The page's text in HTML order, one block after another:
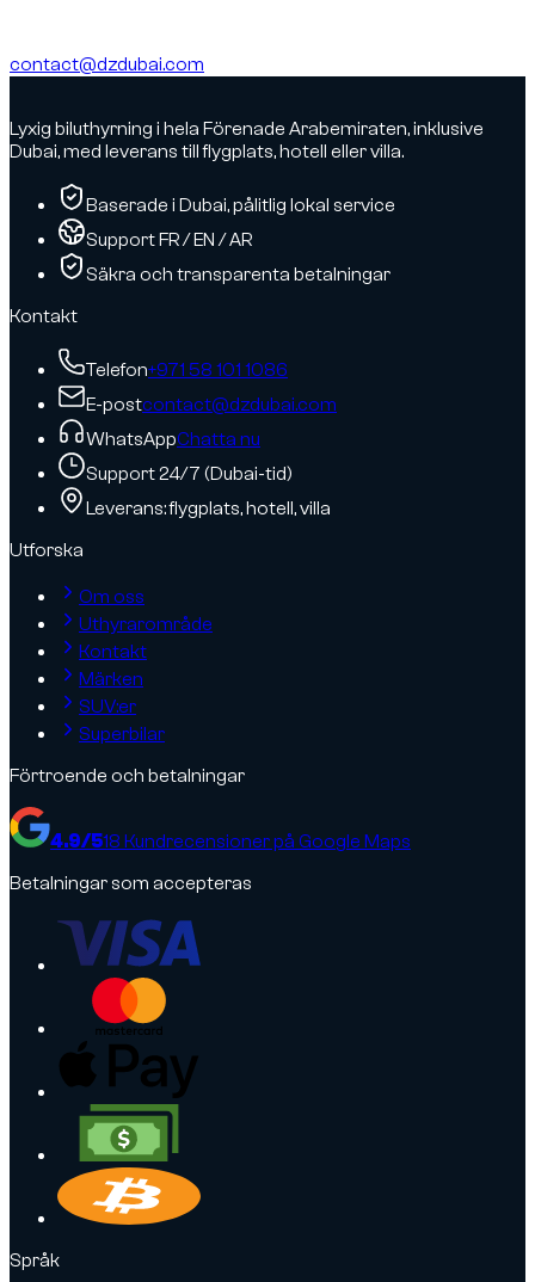
contact@dzdubai.com
Lyxig biluthyrning i hela Förenade Arabemiraten, inklusive
Dubai, med leverans till flygplats, hotell eller villa.
Baserade i Dubai, pålitlig lokal service
Support FR / EN / AR
Säkra och transparenta betalningar
Kontakt
Telefon+971 58 101 1086
E-postcontact@dzdubai.com
WhatsAppChatta nu
Support 24/7 (Dubai-tid)
Leverans: flygplats, hotell, villa
Utforska
Om oss
Uthyrarområde
Kontakt
Märken
SUV:er
Superbilar
Förtroende och betalningar
4.9/518 Kundrecensioner på Google Maps
Betalningar som accepteras
Språk